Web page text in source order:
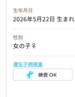
生年月日
2026年5月22日 生まれ
性別
女の子♀
遺伝子病検査